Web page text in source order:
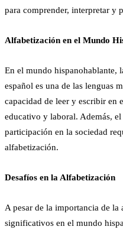
para comprender, interpretar y
Alfabetización en el Mundo
En el mundo hispanohablante,
español es una de las lenguas
capacidad de leer y escribir en
educativo y laboral. Además,
participación en la sociedad
alfabetización.
Desafíos en la Alfabetización
A pesar de la importancia de
significativos en el mundo